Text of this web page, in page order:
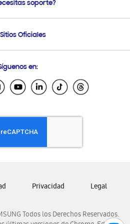
Soportesoporte?
vía eMail
Sitios Oficiales
Ecuador
El Salvador
Honduras
Nicaragua
Panamá
Venezuela
en:
Todos los Derechos Reservados.
Privacidad Legal